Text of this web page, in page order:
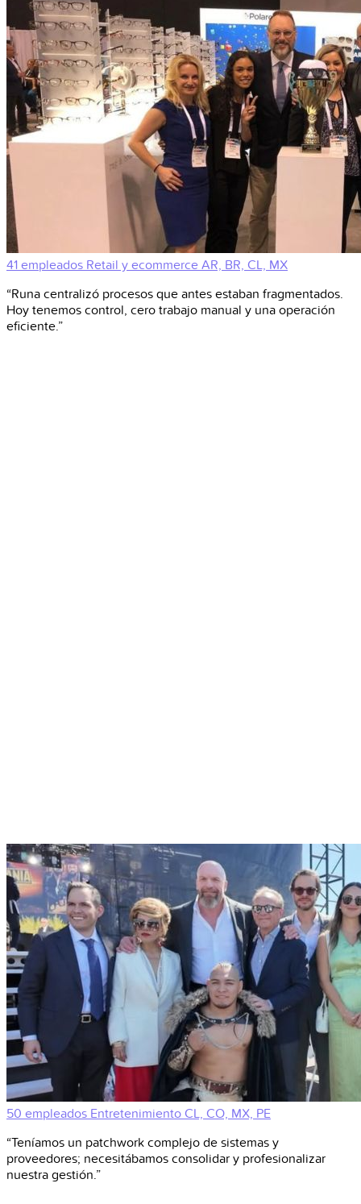
41 empleados Retail y ecommerce AR, BR, CL, MX
“Runa centralizó procesos que antes estaban fragmentados.
Hoy tenemos control, cero trabajo manual y una operación
eficiente.”
50 empleados Entretenimiento CL, CO, MX, PE
“Teníamos un patchwork complejo de sistemas y
proveedores; necesitábamos consolidar y profesionalizar
nuestra gestión.”